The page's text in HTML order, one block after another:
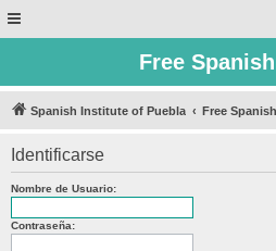
Free
Spanish Institute of Puebla Free
Identificarse
Nombre de Usuario:
Contraseña: